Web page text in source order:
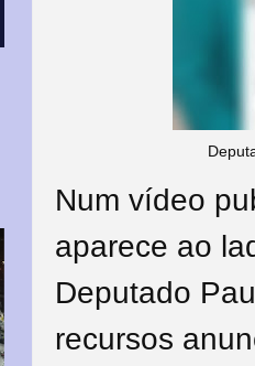
Num vídeo
aparece ao
Deputado
recursos